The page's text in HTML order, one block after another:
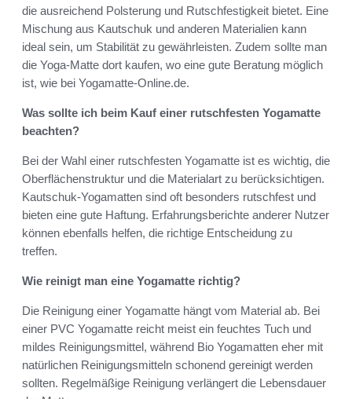
die ausreichend Polsterung und Rutschfestigkeit bietet. Eine
Mischung aus Kautschuk und anderen Materialien kann
ideal sein, um Stabilität zu gewährleisten. Zudem sollte man
die Yoga-Matte dort kaufen, wo eine gute Beratung möglich
ist, wie bei Yogamatte-Online.de.
Was sollte ich beim Kauf einer rutschfesten Yogamatte
beachten?
Bei der Wahl einer rutschfesten Yogamatte ist es wichtig, die
Oberflächenstruktur und die Materialart zu berücksichtigen.
Kautschuk-Yogamatten sind oft besonders rutschfest und
bieten eine gute Haftung. Erfahrungsberichte anderer Nutzer
können ebenfalls helfen, die richtige Entscheidung zu
treffen.
Wie reinigt man eine Yogamatte richtig?
Die Reinigung einer Yogamatte hängt vom Material ab. Bei
einer PVC Yogamatte reicht meist ein feuchtes Tuch und
mildes Reinigungsmittel, während Bio Yogamatten eher mit
natürlichen Reinigungsmitteln schonend gereinigt werden
sollten. Regelmäßige Reinigung verlängert die Lebensdauer